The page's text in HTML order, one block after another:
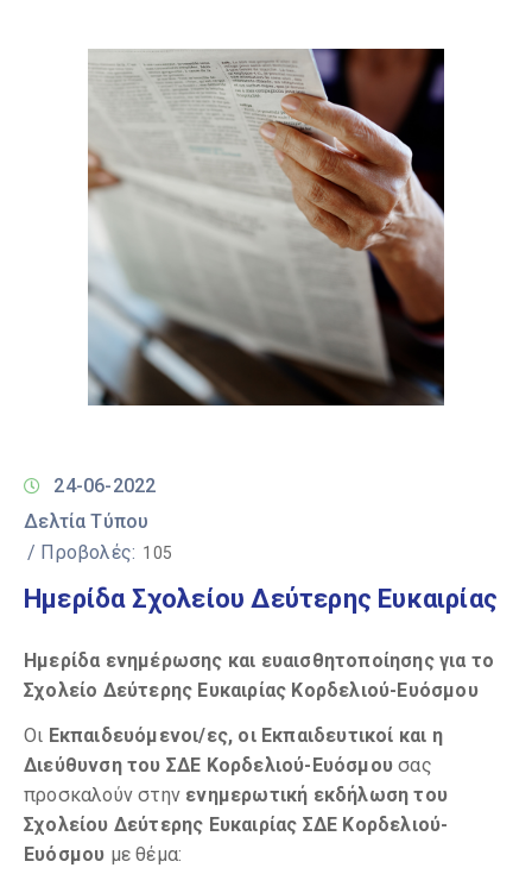
24-06-2022
Δελτία Τύπου
/ Προβολές: 105
Ημερίδα Σχολείου Δεύτερης Ευκαιρίας
Ημερίδα ενημέρωσης και ευαισθητοποίησης για το
Σχολείο Δεύτερης Ευκαιρίας Κορδελιού-Ευόσμου
Οι Εκπαιδευόμενοι/ες, οι Εκπαιδευτικοί και η
Διεύθυνση του ΣΔΕ Κορδελιού-Ευόσμουσας
προσκαλούν στην ενημερωτική εκδήλωση του
Σχολείου Δεύτερης Ευκαιρίας ΣΔΕ Κορδελιού-
Ευόσμου με θέμα: